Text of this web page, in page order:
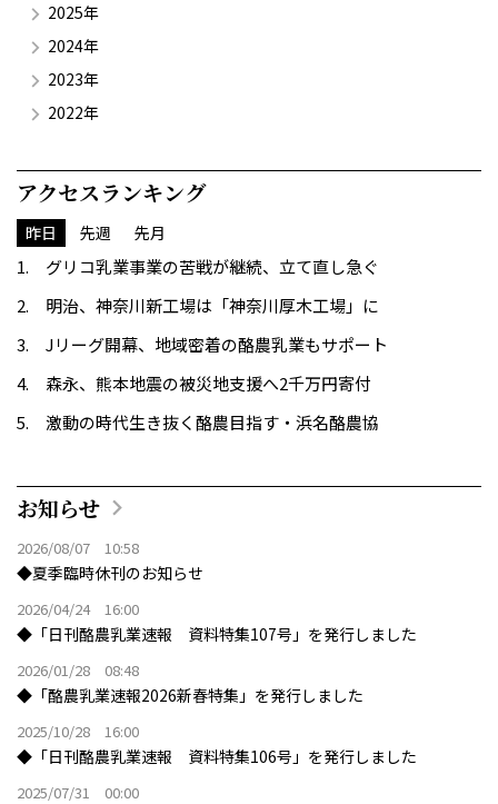
2025年
2024年
2023年
2022年
アクセスランキング
昨日 先週 先月
グリコ乳業事業の苦戦が継続、立て直し急ぐ
明治、神奈川新工場は「神奈川厚木工場」に
Jリーグ開幕、地域密着の酪農乳業もサポート
森永、熊本地震の被災地支援へ2千万円寄付
激動の時代生き抜く酪農目指す・浜名酪農協
お知らせ
2026/08/07 10:58
◆夏季臨時休刊のお知らせ
2026/04/24 16:00
◆「日刊酪農乳業速報 資料特集107号」を発行しました
2026/01/28 08:48
◆「酪農乳業速報2026新春特集」を発行しました
2025/10/28 16:00
◆「日刊酪農乳業速報 資料特集106号」を発行しました
2025/07/31 00:00